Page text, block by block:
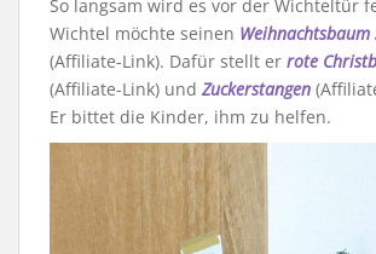
So langsam wird es vor der Wichteltür
Wichtel möchte seinen Weihnachtsbaum
(Affiliate-Link). Dafür stellt er rote
(Affiliate-Link) und Zuckerstangen
Er bittet die Kinder, ihm zu helfen.